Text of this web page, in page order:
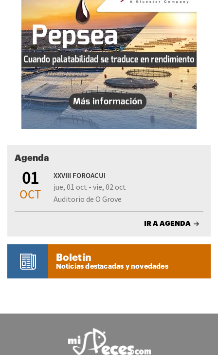
Agenda
01
OCT
XXVIII FOROACUI
jue, 01 oct - vie, 02 oct
Auditorio de O Grove
IR A AGENDA
Boletín
Noticias destacadas y novedades